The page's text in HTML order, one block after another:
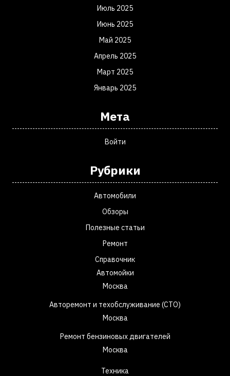
Июль 2025
Июнь 2025
Май 2025
Апрель 2025
Март 2025
Январь 2025
Мета
Войти
Рубрики
Автомобили
Обзоры
Полезные статьи
Ремонт
Справочник
Автомойки
Москва
Авторемонт и техобслуживание (СТО)
Москва
Ремонт бензиновых двигателей
Москва
Техника